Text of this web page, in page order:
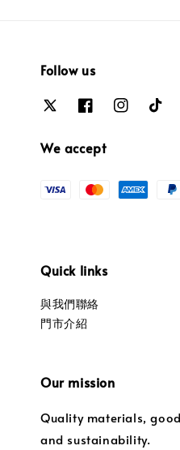
Follow us
We accept
Quick links
與我們聯絡
門市介紹
Our mission
Quality materials,
and sustainability.